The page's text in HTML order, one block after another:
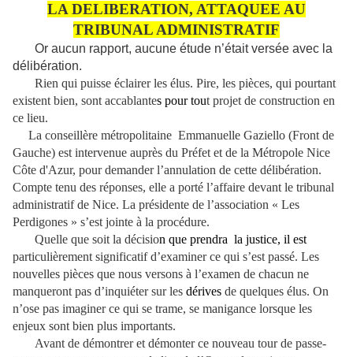
LA DELIBERATION, ATTAQUEE AU
TRIBUNAL ADMINISTRATIF
Or aucun rapport, aucune étude n’était versée avec la
délibération.
Rien qui puisse éclairer les élus. Pire, les pièces, qui pourtant
existent bien, sont accablantes pour tout projet de construction en
ce lieu.
La conseillère métropolitaine Emmanuelle Gaziello (Front de
Gauche) est intervenue auprès du Préfet et de la Métropole Nice
Côte d'Azur, pour demander l’annulation de cette délibération.
Compte tenu des réponses, elle a porté l’affaire devant le tribunal
administratif de Nice. La présidente de l’association « Les
Perdigones » s’est jointe à la procédure.
Quelle que soit la décision que prendra la justice, il est
particulièrement significatif d’examiner ce qui s’est passé. Les
nouvelles pièces que nous versons à l’examen de chacun ne
manqueront pas d’inquiéter sur les dérives de quelques élus. On
n’ose pas imaginer ce qui se trame, se manigance lorsque les
enjeux sont bien plus importants.
Avant de démontrer et démonter ce nouveau tour de passe-